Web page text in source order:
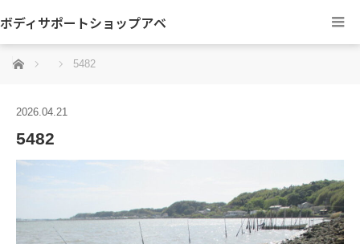
ボディサポートショップアベ
ホーム 5482
2026.04.21
5482